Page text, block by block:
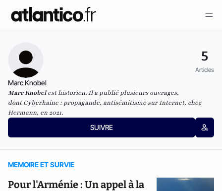
5
Articles
Marc Knobel
Marc Knobelest historien. Il a publié plusieurs ouvrages,
dontCyberhaine : propagande, antisémitisme sur Internet, chez
Hermann, en 2021.
SUIVRE
MEMOIRE ET SURVIE
Pour l'Arménie : Un appel à la